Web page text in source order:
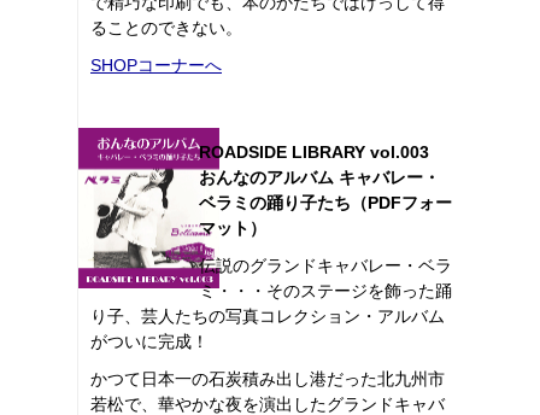
ることのできない。
SHOPコーナーへ
ROADSIDE LIBRARY vol.003
おんなのアルバム キャバレー・
ベラミの踊り子たち（PDFフォー
マット）
伝説のグランドキャバレー・ベラ
ミ・・・そのステージを飾った踊
り子、芸人たちの写真コレクション・アルバム
がついに完成！
かつて日本一の石炭積み出し港だった北九州市
若松で、華やかな夜を演出したグランドキャバ